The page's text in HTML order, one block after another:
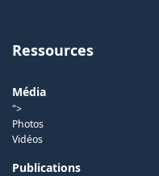
Ressources
Média
">
Photos
Vidéos
Publications